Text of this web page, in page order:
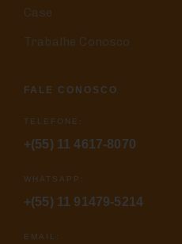
Case
Trabalhe Conosco
FALE CONOSCO
TELEFONE:
+(55) 11 4617-8070
WHATSAPP:
+(55) 11 91479-5214
EMAIL: